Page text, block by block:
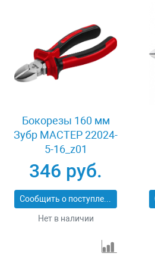
Бокорезы 160 мм
Зубр МАСТЕР 22024-
5-16_z01
346 руб.
Сообщить о поступлении
Нет в наличии